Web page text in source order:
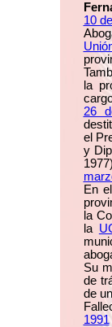
10
la
26
el
y
En
la
la
Su
de
de
1991